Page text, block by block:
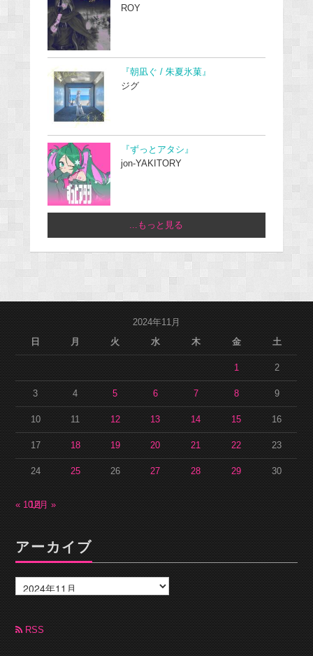
ROY
『朝凪ぐ / 朱夏氷菓』
ジグ
『ずっとアタシ』
jon-YAKITORY
...もっと見る
2024年11月
日
月 火 水 木 金 土
1 2
3 4 5 6 7 8 9
10 11 12 13 14 15 16
17 18 19 20 21 22 23
24 25 26 27 28 29 30
« 10月12月 »
アーカイブ
ー
カ
ブ RSS